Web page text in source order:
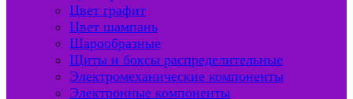
Цвет графит
Цвет шампань
Шарообразные
Щиты и боксы распределительные
Электромеханические компоненты
Электронные компоненты